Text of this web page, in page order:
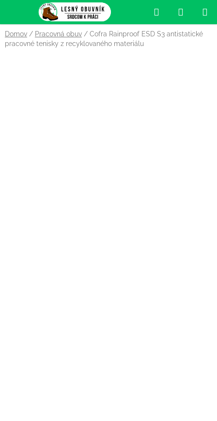
obsah
Hľadať
KOŠÍK
Domov / Pracovná obuv / Cofra Rainproof ESD S3 antistatické
pracovné tenisky z recyklovaného materiálu